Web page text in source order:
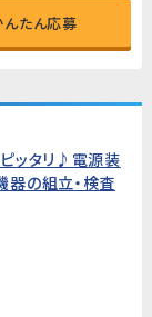
んたん応募
ッタリ♪電源装
の組立・検査